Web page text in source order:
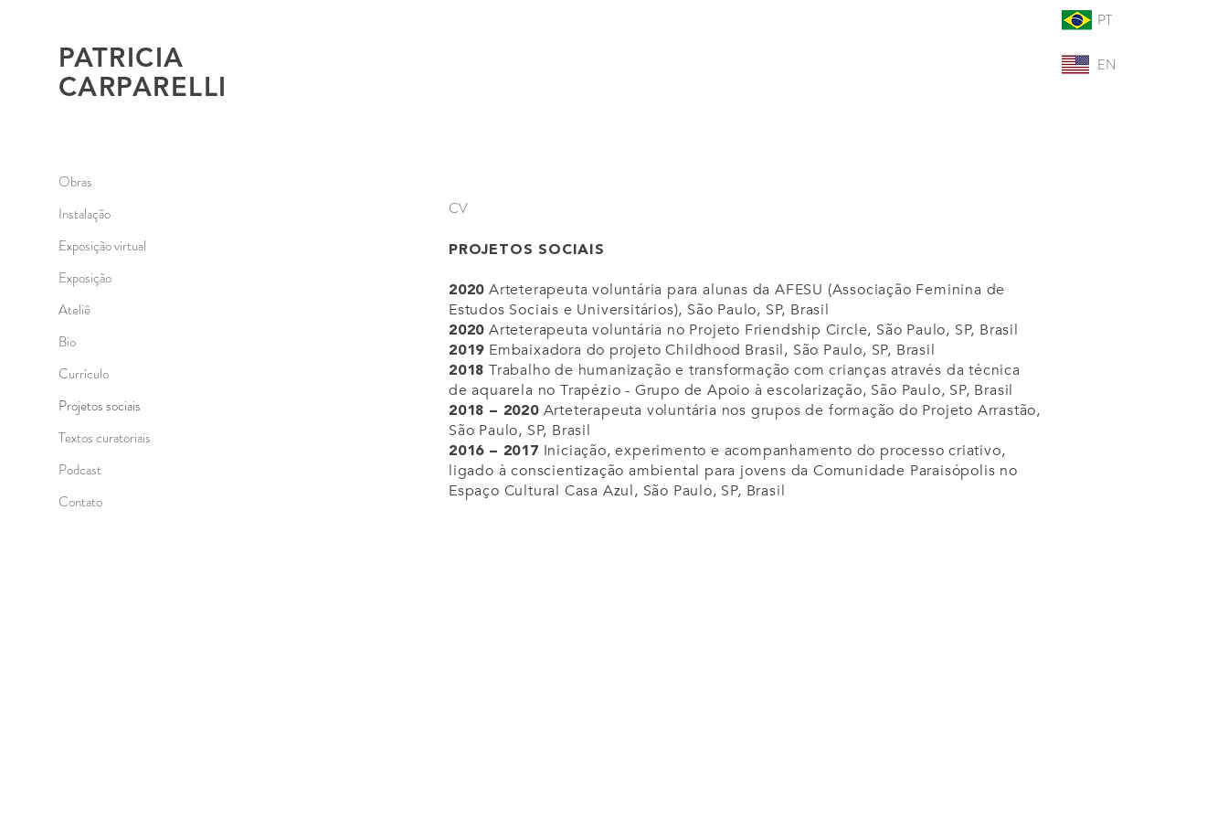
PATRICIA
CARPARELLI
Obras
Instalação
Exposição virtual
Exposição
Ateliê
Bio
Currículo
Projetos sociais
Textos curatoriais
Podcast
Contato
PT
EN
CV
PROJETOS SOCIAIS
2020 Arteterapeuta voluntária para alunas da AFESU (Associação Feminina de
Estudos Sociais e Universitários), São Paulo, SP, Brasil
2020 Arteterapeuta voluntária no Projeto Friendship Circle, São Paulo, SP, Brasil
2019 Embaixadora do projeto Childhood Brasil, São Paulo, SP, Brasil
2018 Trabalho de humanização e transformação com crianças através da técnica
de aquarela no Trapézio - Grupo de Apoio à escolarização, São Paulo, SP, Brasil
2018 – 2020Arteterapeuta voluntária nos grupos de formação do Projeto Arrastão,
São Paulo, SP, Brasil
2016 – 2017 Iniciação, experimento e acompanhamento do processo criativo,
ligado à conscientização ambiental para jovens da Comunidade Paraisópolis no
Espaço Cultural Casa Azul, São Paulo, SP, Brasil